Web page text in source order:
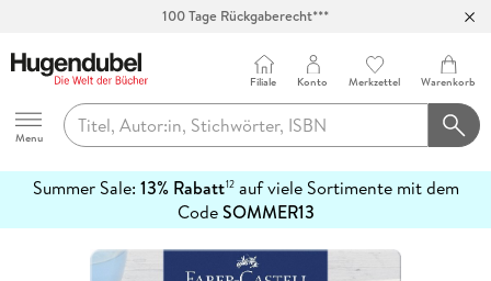
Hugendubel
Menu
Filiale Konto Merkzettel Warenkorb
Summer Sale: 13% Rabatt12auf viele Sortimente mit dem
CodeSOMMER13
erfahren